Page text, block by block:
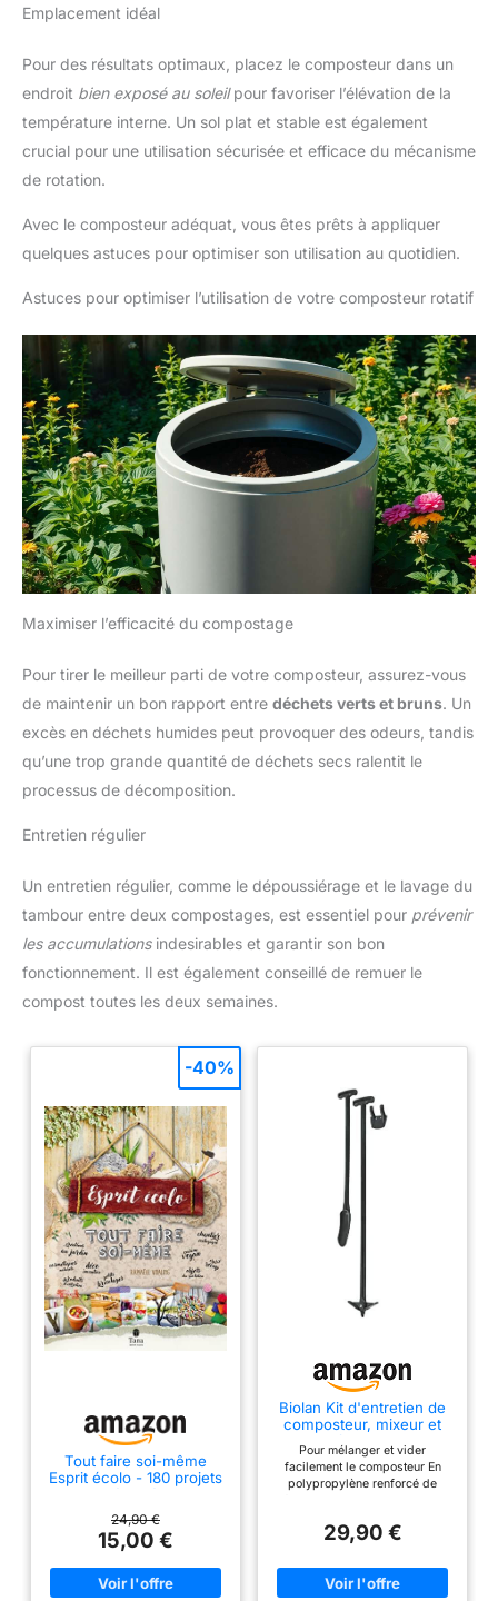
Emplacement idéal
Pour des résultats optimaux, placez le composteur dans un
endroit bien exposé au soleilpour favoriser l’élévation de la
température interne. Un sol plat et stable est également
crucial pour une utilisation sécurisée et efficace du mécanisme
de rotation.
Avec le composteur adéquat, vous êtes prêts à appliquer
quelques astuces pour optimiser son utilisation au quotidien.
Astuces pour optimiser l’utilisation de votre composteur rotatif
Maximiser l’efficacité du compostage
Pour tirer le meilleur parti de votre composteur, assurez-vous
de maintenir un bon rapport entre déchets verts et bruns. Un
excès en déchets humides peut provoquer des odeurs, tandis
qu’une trop grande quantité de déchets secs ralentit le
processus de décomposition.
Entretien régulier
Un entretien régulier, comme le dépoussiérage et le lavage du
tambour entre deux compostages, est essentiel pour prévenir
les accumulationsindesirables et garantir son bon
fonctionnement. Il est également conseillé de remuer le
compost toutes les deux semaines.
Tout faire soi-même
Esprit écolo - 180 projets
produits d'entretien
green, cosmétiques
naturels, composteurs,
douche solaire
24,90 €
15,00 €
-40%
Biolan Kit d'entretien de
composteur, mixeur et
aide à la vidange
Pour mélanger et vider
facilement le composteur En
polypropylène renforcé de
aide à la vidange et un support
29,90 €